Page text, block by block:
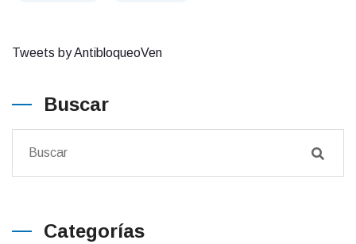
Tweets by AntibloqueoVen
Buscar
Categorías